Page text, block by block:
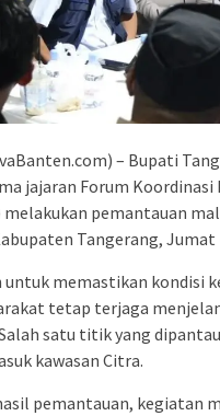
– Bupati
jajaran Forum
melakukan pemantauan
Tangerang, Jumat
memastikan kondisi
tetap terjaga
satu titik yang
kawasan Citra.
pemantauan, kegiatan